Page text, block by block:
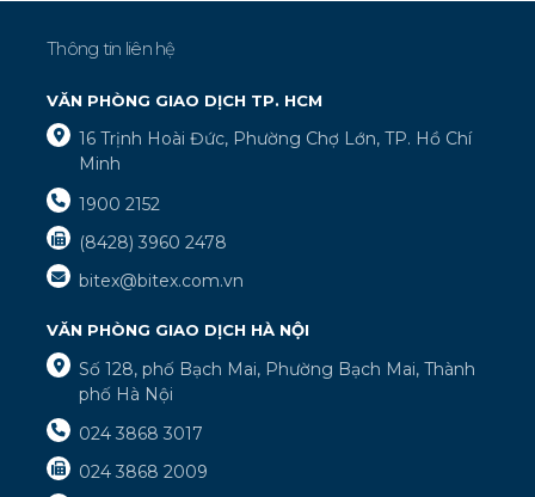
Thông tin liên hệ
VĂN PHÒNG GIAO DỊCH TP. HCM
16 Trịnh Hoài Đức, Phường Chợ Lớn, TP. Hồ Chí
Minh
1900 2152
(8428) 3960 2478
bitex@bitex.com.vn
VĂN PHÒNG GIAO DỊCH HÀ NỘI
Số 128, phố Bạch Mai, Phường Bạch Mai, Thành
phố Hà Nội
024 3868 3017
024 3868 2009